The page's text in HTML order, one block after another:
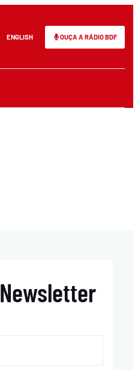
ENGLISH OUÇA A RÁDIO BDF
Newsletter